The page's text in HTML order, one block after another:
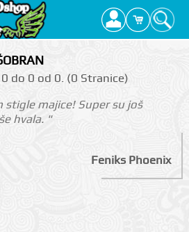
do 0 оd 0. (0 Strаnicе)
stigle majice! Super su još
hvala. "
Feniks Phoenix